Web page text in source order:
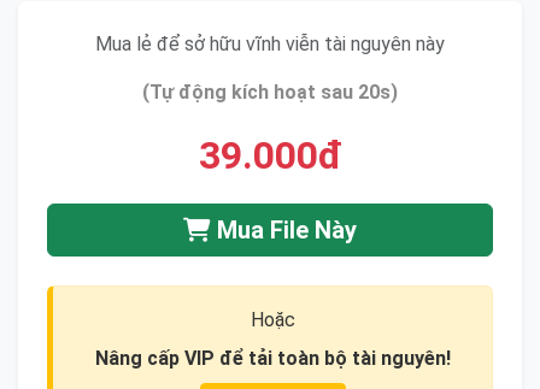
Mua lẻ để sở hữu vĩnh viễn tài nguyên này
(Tự động kích hoạt sau 20s)
39.000đ
Mua File Này
Hoặc
Nâng cấp VIP để tải toàn bộ tài nguyên!